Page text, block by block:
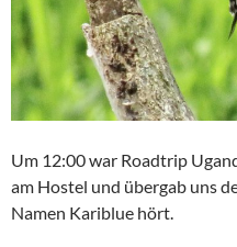
Um 12:00 war Roadtrip
am Hostel und übergab uns
Namen Kariblue hört.